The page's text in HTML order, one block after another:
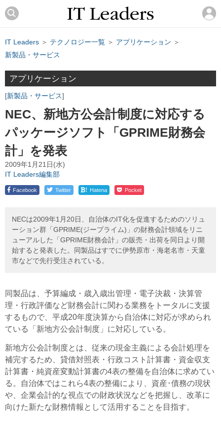
IT Leaders ＞ テクノロジー一覧 ＞ アプリケーション ＞
新製品・サービス
アプリケーション
新製品・サービス
NEC、新地方公会計制度に対応する
パッケージソフト「GPRIME財務会
計」を発表
2009年1月21日(水)
IT Leaders編集部
Facebook Twitter ! Hatena Pocket
NECは2009年1月20日、自治体のIT化を促進するためのソリュ
ーション群「GPRIME(ジープライム)」の財務会計領域をリニ
ューアルした「GPRIME財務会計」の販売・出荷を同日より開
始すると発表した。同製品はすでに伊勢原市・海老名市・天童
市などで先行受注されている。
同製品は、予算編成・歳入歳出管理・電子決裁・決算管
理・行政評価など財務会計に関わる業務をトータルに支援
するもので、平成20年度決算から自治体に対応が求められ
ている「新地方公会計制度」に対応している。
新地方公会計制度とは、従来の現金主義による会計処理を
補完するため、貸借対照表・行政コスト計算書・資金収支
計算書・純資産変動計算書の4表の整備を自治体に求めてい
る。自治体ではこれら4表の整備により、資産･債務の現状
や、企業会計的な視点での財政状況などを把握し、改革に
向けた新たな財務情報として活用することを目指す。